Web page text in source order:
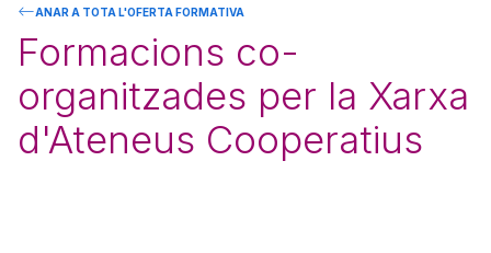
ANAR A TOTA L'OFERTA FORMATIVA
Formacions co-
organitzades per la Xarxa
d'Ateneus Cooperatius